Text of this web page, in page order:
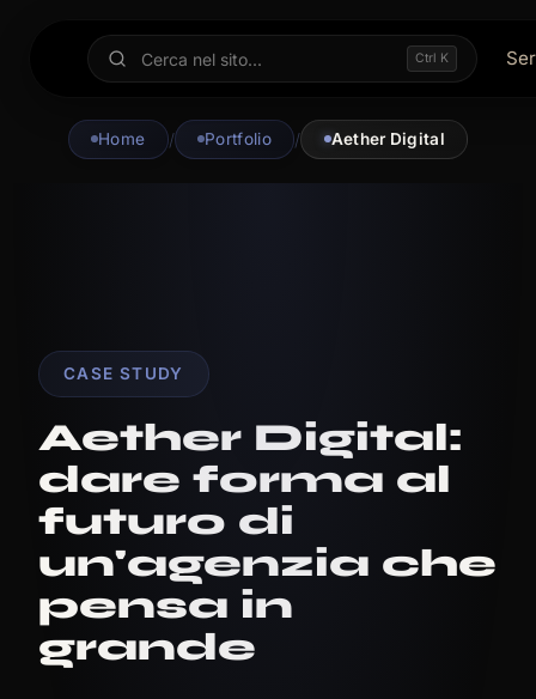
Ctrl K
Home / Portfolio / Aether Digital
CASE STUDY
Aether Digital:
dare forma al
futuro di
un'agenzia che
pensa in
grande